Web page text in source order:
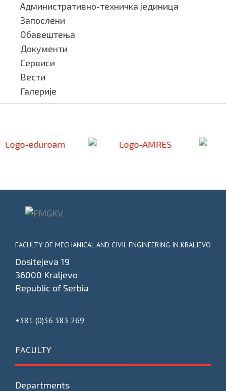
Административно-техничка јединица
Запослени
Обавештења
Документи
Сервиси
Вести
Галерије
FACULTY OF MECHANICAL AND CIVIL ENGINEERING IN KRALJEVO
Dositejeva 19
36000 Kraljevo
Republic of Serbia
+381 (0)36 383 269
FACULTY
Departments